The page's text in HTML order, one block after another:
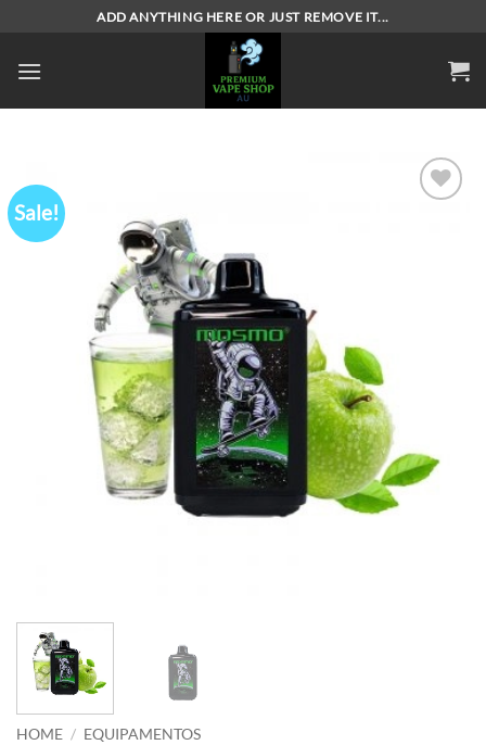
content
ADD ANYTHING HERE OR JUST REMOVE IT...
Sale!
HOME / EQUIPAMENTOS